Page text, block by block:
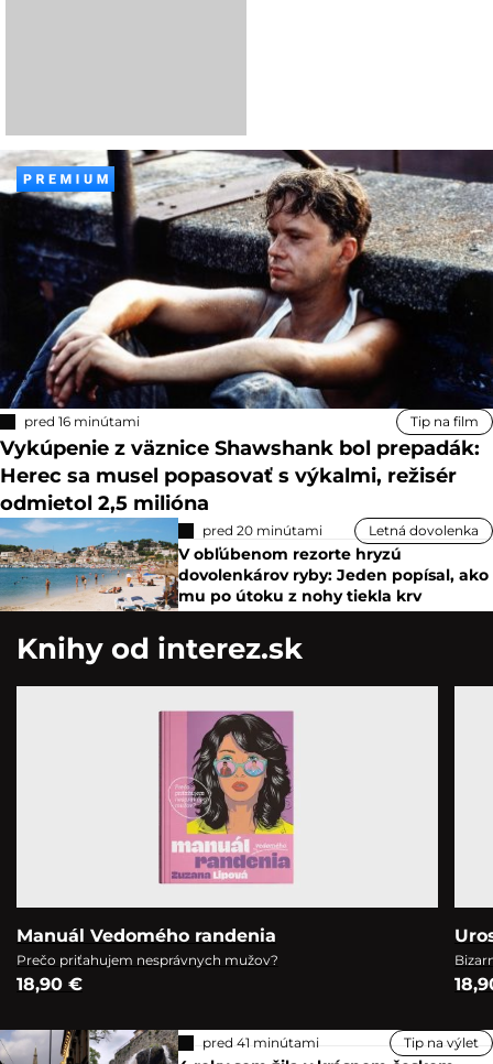
pred 16 minútami Tip na film
Vykúpenie z väznice Shawshank bol prepadák:
Herec sa musel popasovať s výkalmi, režisér
odmietol 2,5 milióna
pred 20 minútami Letná dovolenka
V obľúbenom rezorte hryzú
dovolenkárov ryby: Jeden popísal, ako
mu po útoku z nohy tiekla krv
Knihy od interez.sk
Manuál Vedomého randenia
Prečo priťahujem nesprávnych mužov?
18,90 €
pred 41 minútami Tip na výlet